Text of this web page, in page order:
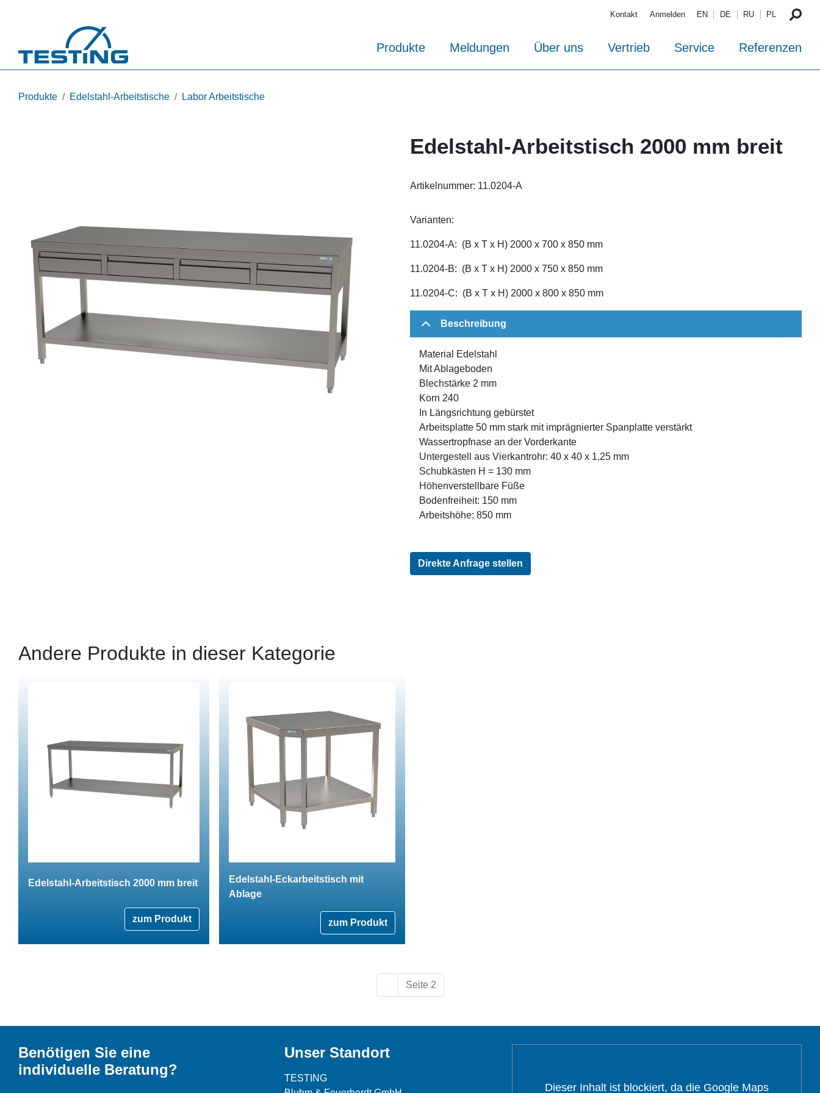
Kontakt Anmelden EN DE RU PL
Produkte Meldungen Über uns Vertrieb Service Referenzen
Produkte Edelstahl-Arbeitstische Labor Arbeitstische
Edelstahl-Arbeitstisch 2000 mm breit
Artikelnummer: 11.0204-A
Varianten:
11.0204-A: (B x T x H) 2000 x 700 x 850 mm
11.0204-B: (B x T x H) 2000 x 750 x 850 mm
11.0204-C: (B x T x H) 2000 x 800 x 850 mm
Beschreibung
Material Edelstahl
Mit Ablageboden
Blechstärke 2 mm
Korn 240
In Längsrichtung gebürstet
Arbeitsplatte 50 mm stark mit imprägnierter Spanplatte verstärkt
Wassertropfnase an der Vorderkante
Untergestell aus Vierkantrohr: 40 x 40 x 1,25 mm
Schubkästen H = 130 mm
Höhenverstellbare Füße
Bodenfreiheit: 150 mm
Arbeitshöhe: 850 mm
Direkte Anfrage stellen
Andere Produkte in dieser Kategorie
Edelstahl-Arbeitstisch 2000 mm breit
zum Produkt
Edelstahl-Eckarbeitstisch mit
Ablage
zum Produkt
Vorherige Seite
Seite 2
Benötigen Sie eine
individuelle Beratung?
Unser Standort
TESTING
Dieser Inhalt ist blockiert, da die Google Maps